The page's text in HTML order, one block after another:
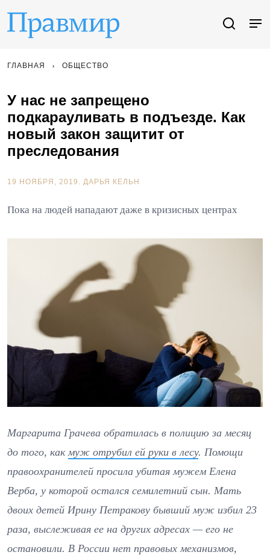
ГЛАВНАЯ ОБЩЕСТВО
У нас не запрещено
подкарауливать в подъезде. Как
новый закон защитит от
преследования
19 НОЯБРЯ, 2019. ДАРЬЯ КЕЛЬН
Пока на людей нападают даже в кризисных центрах
Маргарита Грачева обратилась в полицию за месяц
до того, как муж отрубил ей руки в лесу. Помощи
правоохранителей просила убитая мужем Елена
Верба, у которой остался семилетний сын. Мать
двоих детей Ирину Петракову бывший муж избил 23
раза, выслеживая ее на других адресах — его не
остановили. В России нет правовых механизмов,